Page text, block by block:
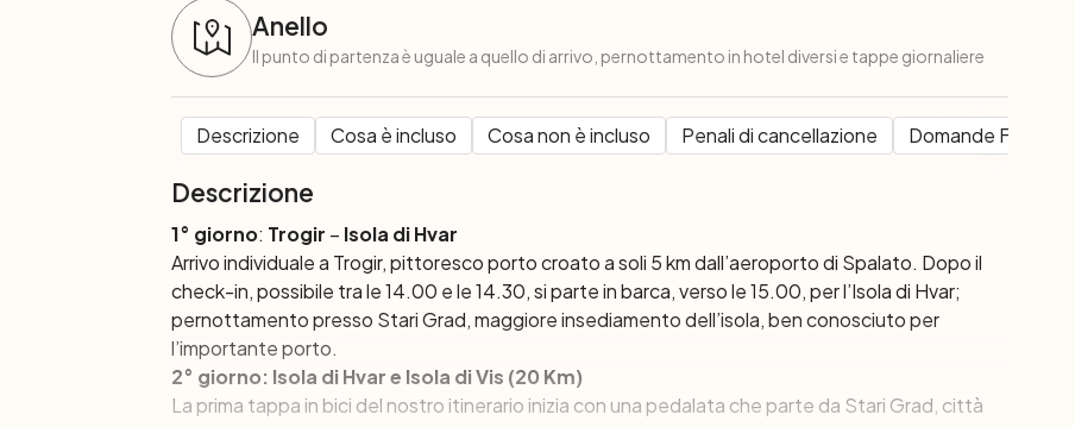
Anello
Il punto di partenza è uguale a quello di arrivo, pernottamento in hotel diversi e tappe giornaliere
Descrizione Cosa è incluso Cosa non è incluso Penali di cancellazione Domande Frequenti
Descrizione
1° giorno: Trogir – Isola di Hvar
Arrivo individuale a Trogir, pittoresco porto croato a soli 5 km dall’aeroporto di Spalato. Dopo il
check-in, possibile tra le 14.00 e le 14.30, siparte in barca, verso le 15.00,per l’Isola di Hvar;
pernottamento presso Stari Grad, maggiore insediamento dell’isola, ben conosciuto per
l’importante porto.
2° giorno: Isola di Hvar e Isola di Vis (20 Km)
La prima tappa in bici del nostro itinerario inizia con una pedalata che parte da Stari Grad , città